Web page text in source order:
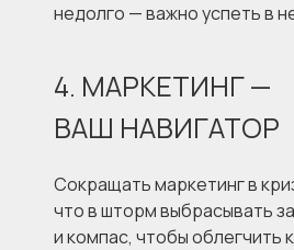
недолго — важно успеть в
4. МАРКЕТИНГ —
ВАШ НАВИГАТОР
Сокращать маркетинг в
что в шторм выбрасывать
и компас, чтобы облегчить